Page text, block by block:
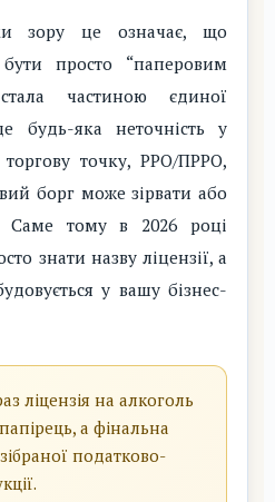
зору це означає, що
бути просто “паперовим
частиною єдиної
будь-яка неточність у
точку, РРО/ПРРО,
борг може зірвати або
Саме тому в 2026 році
знати назву ліцензії, а
у вашу бізнес-
ліцензія на алкоголь
а фінальна
податково-